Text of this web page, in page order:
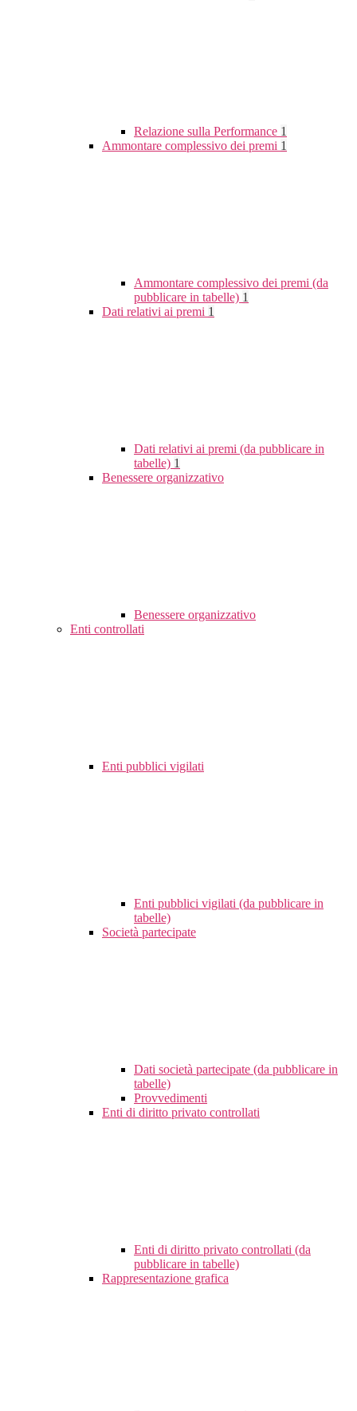
Relazione sulla Performance 1
Ammontare complessivo dei premi 1
Ammontare complessivo dei premi (da
pubblicare in tabelle) 1
Dati relativi ai premi 1
Dati relativi ai premi (da pubblicare in
tabelle) 1
Benessere organizzativo
Benessere organizzativo
Enti controllati
Enti pubblici vigilati
Enti pubblici vigilati (da pubblicare in
tabelle)
Società partecipate
Dati società partecipate (da pubblicare in
tabelle)
Provvedimenti
Enti di diritto privato controllati
Enti di diritto privato controllati (da
pubblicare in tabelle)
Rappresentazione grafica